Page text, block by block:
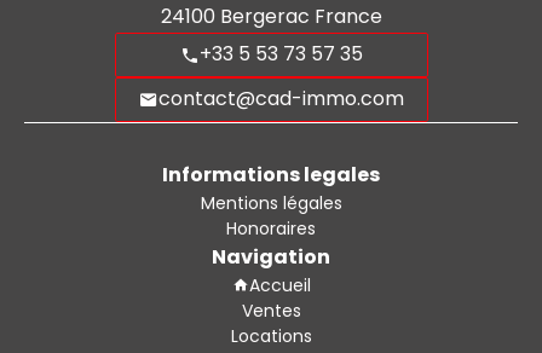
24100 Bergerac France
+33 5 53 73 57 35
contact@cad-immo.com
Informations legales
Mentions légales
Honoraires
Navigation
Accueil
Ventes
Locations